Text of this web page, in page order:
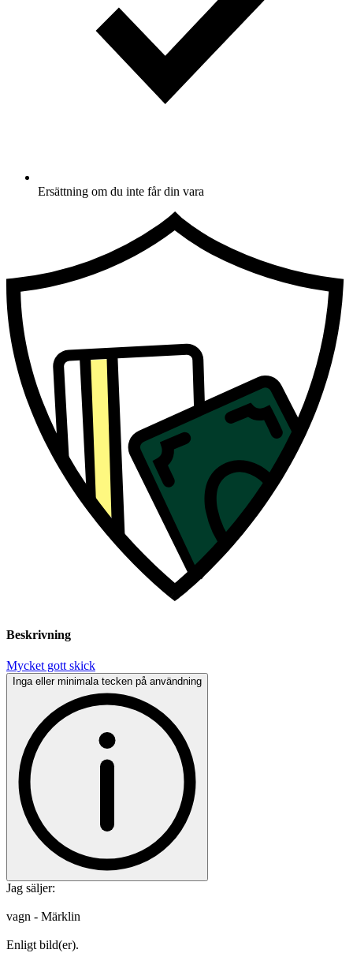
Ersättning om du inte får din vara
Beskrivning
Mycket gott skick
Inga eller minimala tecken på användning
Jag säljer:
vagn - Märklin
Enligt bild(er).